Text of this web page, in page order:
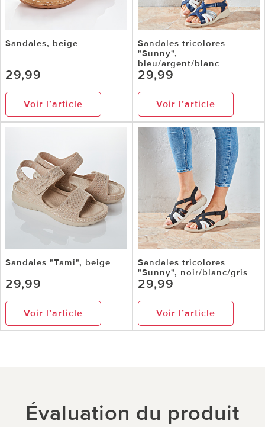
Sandales, beige
29,99
Voir l’article
Sandales tricolores
"Sunny",
bleu/argent/blanc
29,99
Voir l’article
Sandales "Tami", beige
29,99
Voir l’article
Sandales tricolores
"Sunny", noir/blanc/gris
29,99
Voir l’article
Évaluation du produit